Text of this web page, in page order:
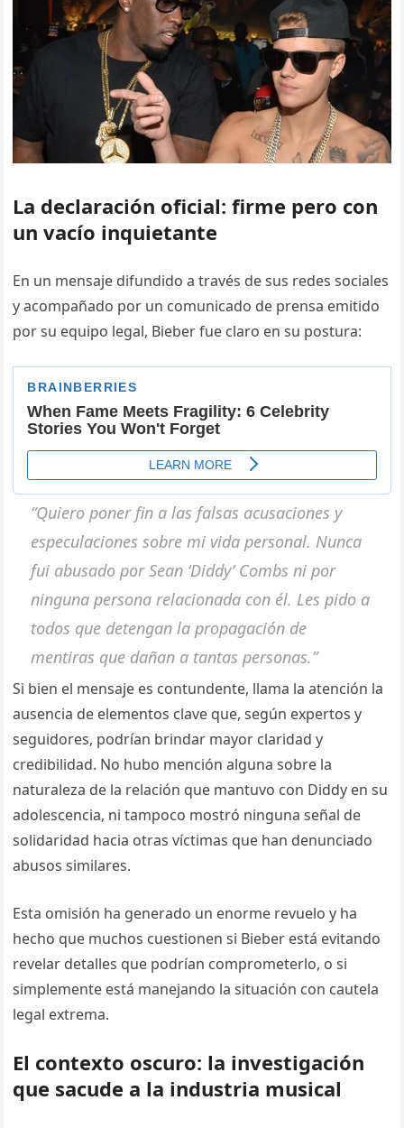
La declaración oficial: firme pero con
un vacío inquietante
En un mensaje difundido a través de sus redes sociales
y acompañado por un comunicado de prensa emitido
por su equipo legal, Bieber fue claro en su postura:
“Quiero poner fin a las falsas acusaciones y
especulaciones sobre mi vida personal. Nunca
fui abusado por Sean ‘Diddy’ Combs ni por
ninguna persona relacionada con él. Les pido a
todos que detengan la propagación de
mentiras que dañan a tantas personas.”
Si bien el mensaje es contundente, llama la atención la
ausencia de elementos clave que, según expertos y
seguidores, podrían brindar mayor claridad y
credibilidad. No hubo mención alguna sobre la
naturaleza de la relación que mantuvo con Diddy en su
adolescencia, ni tampoco mostró ninguna señal de
solidaridad hacia otras víctimas que han denunciado
abusos similares.
Esta omisión ha generado un enorme revuelo y ha
hecho que muchos cuestionen si Bieber está evitando
revelar detalles que podrían comprometerlo, o si
simplemente está manejando la situación con cautela
legal extrema.
El contexto oscuro: la investigación
que sacude a la industria musical